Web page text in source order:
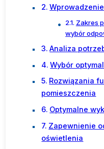
Wprowadzenie
Zakres
wybór
Analiza
Wybór
Rozwiązania
pomieszczenia
Optymalne
Zapewnienie
oświetlenia